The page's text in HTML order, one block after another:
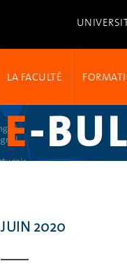
LA FACULTÉ
E-
JUIN 2020